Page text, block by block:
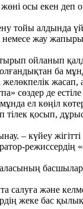
осы екен деп
тойы алдында
жау
ойланып
ба
жасап,
де
ел көңіл
қосып, дұрыс
– күйеу
салуға және
жеке бас